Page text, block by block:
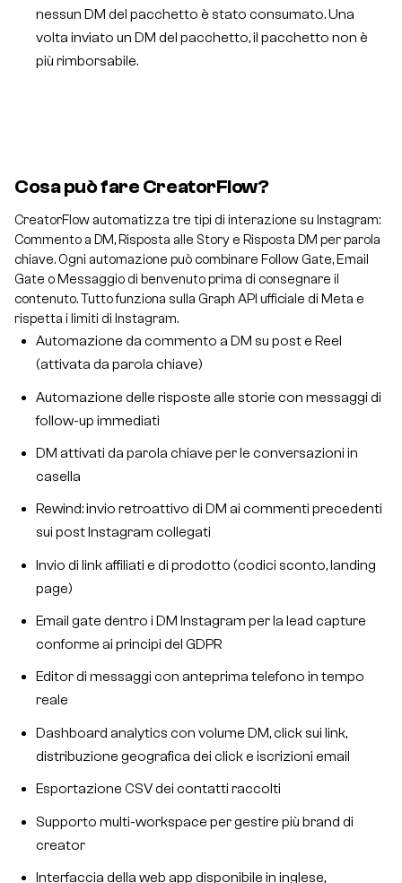
nessun DM del pacchetto è stato consumato. Una
volta inviato un DM del pacchetto, il pacchetto non è
più rimborsabile.
Cosa può fare CreatorFlow?
CreatorFlow automatizza tre tipi di interazione su Instagram:
Commento a DM, Risposta alle Story e Risposta DM per parola
chiave. Ogni automazione può combinare Follow Gate, Email
Gate o Messaggio di benvenuto prima di consegnare il
contenuto. Tutto funziona sulla Graph API ufficiale di Meta e
rispetta i limiti di Instagram.
Automazione da commento a DM su post e Reel
(attivata da parola chiave)
Automazione delle risposte alle storie con messaggi di
follow-up immediati
DM attivati da parola chiave per le conversazioni in
casella
Rewind: invio retroattivo di DM ai commenti precedenti
sui post Instagram collegati
Invio di link affiliati e di prodotto (codici sconto, landing
page)
Email gate dentro i DM Instagram per la lead capture
conforme ai principi del GDPR
Editor di messaggi con anteprima telefono in tempo
reale
Dashboard analytics con volume DM, click sui link,
distribuzione geografica dei click e iscrizioni email
Esportazione CSV dei contatti raccolti
Supporto multi-workspace per gestire più brand di
creator
Interfaccia della web app disponibile in inglese,